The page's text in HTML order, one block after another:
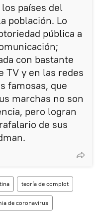
países del
población. Lo
pública a
con bastante
TV y en las redes
famosas, que
marchas no son
pero logran
de sus
teoría de complot
de coronavirus